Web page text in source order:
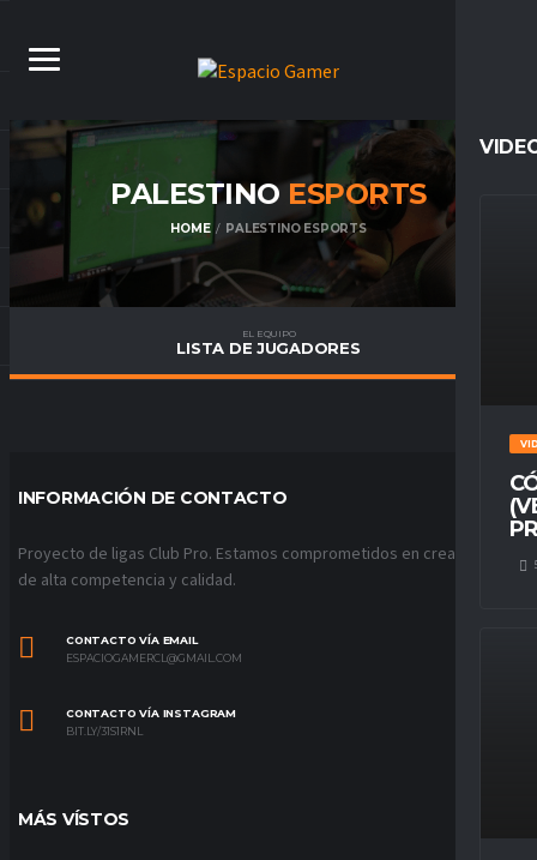
PALESTINO ESPORTS
HOME PALESTINO ESPORTS
EL EQUIPO
LISTA DE JUGADORES
INFORMACIÓN DE CONTACTO
Proyecto de ligas Club Pro. Estamos comprometidos en crear ligas
de alta competencia y calidad.
CONTACTO VÍA EMAIL
ESPACIOGAMERCL@GMAIL.COM
CONTACTO VÍA INSTAGRAM
BIT.LY/31S1RNL
MÁS VÍSTOS